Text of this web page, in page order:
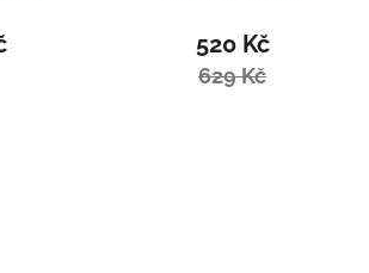
520 Kč
629 Kč